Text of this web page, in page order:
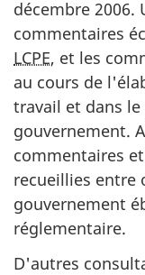
décembre 2006.
commentaires
LCPE, et les
au cours de
travail et dans
gouvernement.
commentaires
recueillies entre
gouvernement
réglementaire.
D'autres